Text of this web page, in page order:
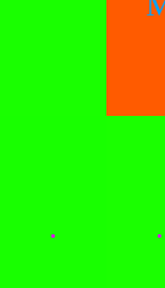
. .